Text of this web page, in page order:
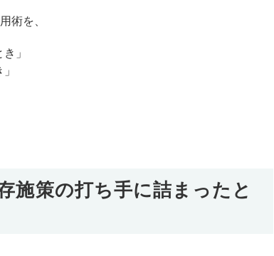
術を、
」
策の打ち手に詰まったと